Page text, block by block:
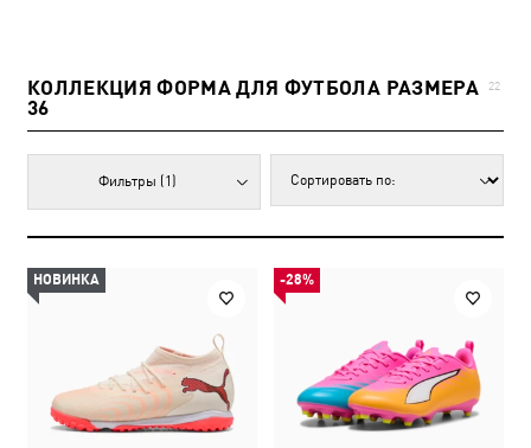
КОЛЛЕКЦИЯ ФОРМА ДЛЯ ФУТБОЛА РАЗМЕРА
36
22
Фильтры (1)
НОВИНКА -28%